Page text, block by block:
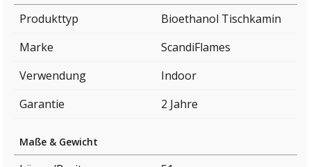
Produkttyp
Bioethanol Tischkamin
Marke
ScandiFlames
Verwendung
Indoor
Garantie
2 Jahre
Maße & Gewicht